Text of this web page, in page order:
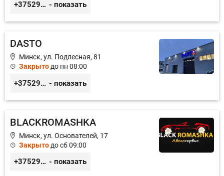
+375299395764 - показать
DASTO
Минск, ул. Подлесная, 81
Закрытодо пн 08:00
+375296606560 - показать
BLACKROMASHKA
Минск, ул. Основателей, 17
Закрыто до сб 09:00
+375296651188 - показать